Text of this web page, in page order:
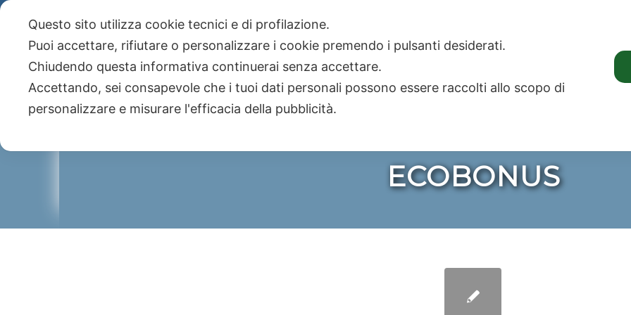
NEWS Newsletter
Telefono +39 051 590943 - Studio Paone S.rl. Consulenze e Amministrazioni Immobiliari e Condominiali
AMMINISTRAZIONI
ECOBONUS
Questo sito utilizza cookie tecnici e di profilazione.
Puoi accettare, rifiutare o personalizzare i cookie premendo i pulsanti desiderati.
Chiudendo questa informativa continuerai senza accettare.
Accettando, sei consapevole che i tuoi dati personali possono essere raccolti allo scopo di
personalizzare e misurare l'efficacia della pubblicità.